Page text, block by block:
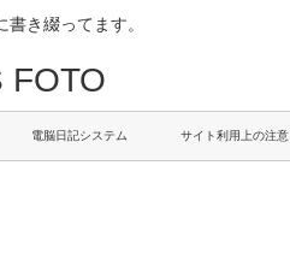
き綴ってます。
FOTO
電脳日記システム サイト利用上の注意